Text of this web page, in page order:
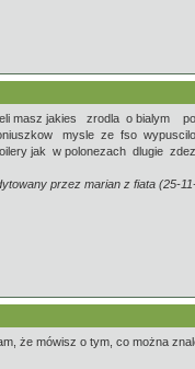
masz jakies zrodla o bialym
mysle ze fso
jak w polonezach dlugie
przez marian z fiata (25-
że mówisz o tym, co można